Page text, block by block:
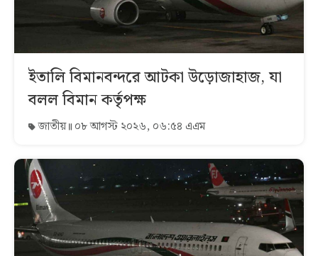
ইতালি বিমানবন্দরে আটকা উড়োজাহাজ, যা
বলল বিমান কর্তৃপক্ষ
জাতীয় ০৮ আগস্ট ২০২৬, ০৬:৫৪ এএম